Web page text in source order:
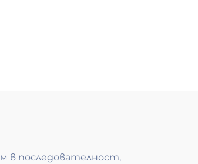
в последователност,